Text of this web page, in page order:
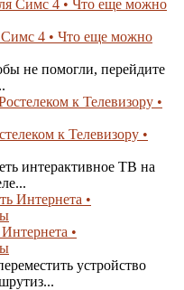
4 • Что еще можно
не помогли, перейдите
к Телевизору •
интерактивное ТВ на
•
устройство